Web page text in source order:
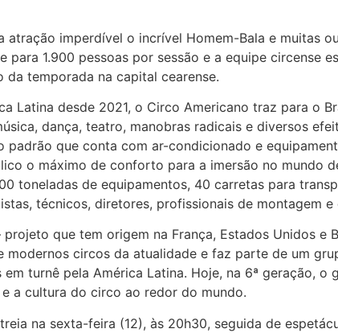
atração imperdível o incrível Homem-Bala e muitas
para 1.900 pessoas por sessão e a equipe circense
da temporada na capital cearense.
Latina desde 2021, o Circo Americano traz para o
dança, teatro, manobras radicais e diversos
padrão que conta com ar-condicionado e
o máximo de conforto para a imersão no mundo
toneladas de equipamentos, 40 carretas para
técnicos, diretores, profissionais de montagem
projeto que tem origem na França, Estados Unidos e
modernos circos da atualidade e faz parte de um
turnê pela América Latina. Hoje, na 6ª geração,
a cultura do circo ao redor do mundo.
na sexta-feira (12), às 20h30, seguida de